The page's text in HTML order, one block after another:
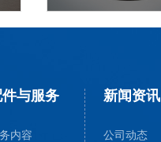
与服务
内容
新闻资讯
公司动态